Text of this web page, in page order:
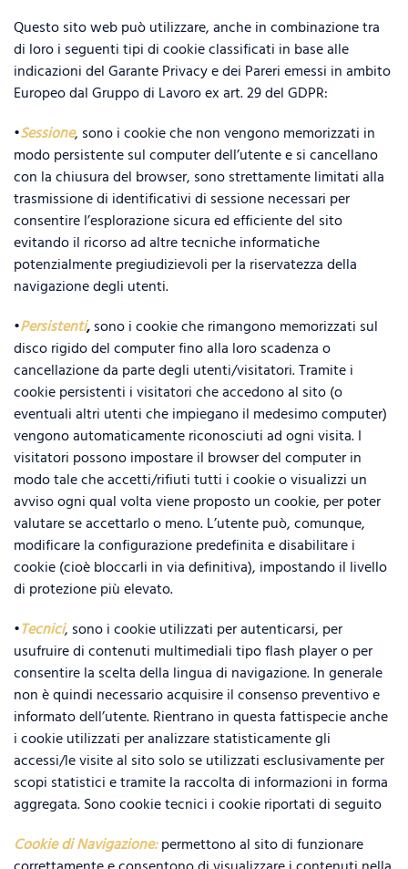
Questo sito web può utilizzare, anche in combinazione tra
di loro i seguenti tipi di cookie classificati in base alle
indicazioni del Garante Privacy e dei Pareri emessi in ambito
Europeo dal Gruppo di Lavoro ex art. 29 del GDPR:
•Sessione, sono i cookie che non vengono memorizzati in
modo persistente sul computer dell’utente e si cancellano
con la chiusura del browser, sono strettamente limitati alla
trasmissione di identificativi di sessione necessari per
consentire l’esplorazione sicura ed efficiente del sito
evitando il ricorso ad altre tecniche informatiche
potenzialmente pregiudizievoli per la riservatezza della
navigazione degli utenti.
•Persistenti,sono i cookie che rimangono memorizzati sul
disco rigido del computer fino alla loro scadenza o
cancellazione da parte degli utenti/visitatori. Tramite i
cookie persistenti i visitatori che accedono al sito (o
eventuali altri utenti che impiegano il medesimo computer)
vengono automaticamente riconosciuti ad ogni visita. I
visitatori possono impostare il browser del computer in
modo tale che accetti/rifiuti tutti i cookie o visualizzi un
avviso ogni qual volta viene proposto un cookie, per poter
valutare se accettarlo o meno. L’utente può, comunque,
modificare la configurazione predefinita e disabilitare i
cookie (cioè bloccarli in via definitiva), impostando il livello
di protezione più elevato.
•Tecnici, sono i cookie utilizzati per autenticarsi, per
usufruire di contenuti multimediali tipo flash player o per
consentire la scelta della lingua di navigazione. In generale
non è quindi necessario acquisire il consenso preventivo e
informato dell’utente. Rientrano in questa fattispecie anche
i cookie utilizzati per analizzare statisticamente gli
accessi/le visite al sito solo se utilizzati esclusivamente per
scopi statistici e tramite la raccolta di informazioni in forma
aggregata. Sono cookie tecnici i cookie riportati di seguito
Cookie di Navigazione:permettono al sito di funzionare